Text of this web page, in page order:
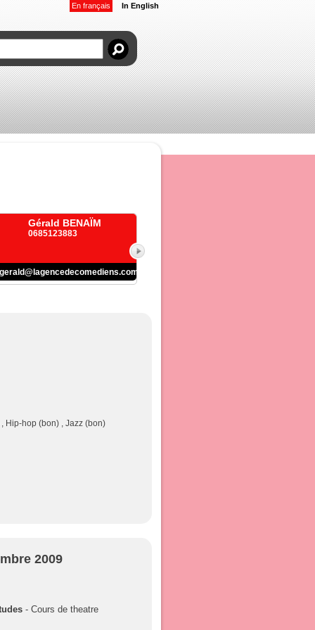
En français In English
Gérald BENAÏM
0685123883
gerald@lagencedecomediens.com
Hip-hop (bon) , Jazz (bon)
2009
- Cours de theatre